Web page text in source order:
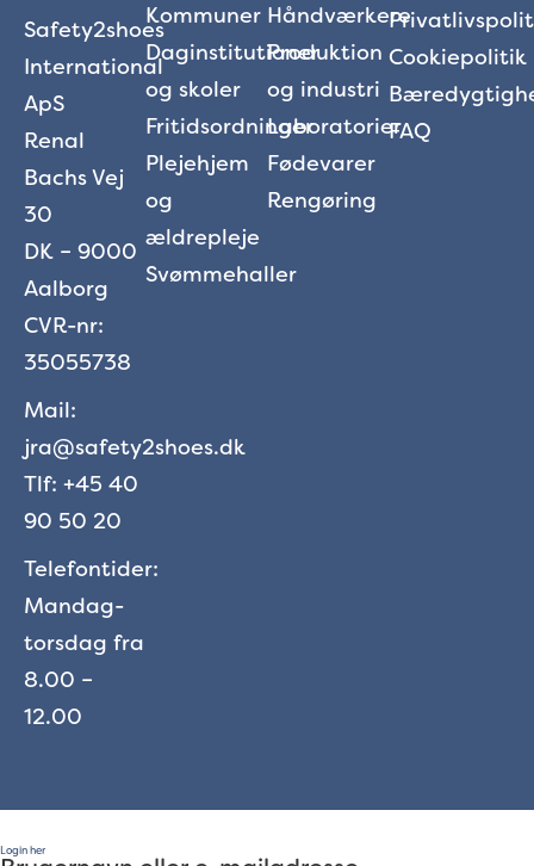
Safety2shoes
International
ApS
Renal
Bachs Vej
30
DK – 9000
Aalborg
CVR-nr:
35055738
Mail:
jra@safety2shoes.dk
Tlf: +45 40
90 50 20
Telefontider:
Mandag-
torsdag fra
8.00 –
12.00
Kommuner
Daginstitutioner
og skoler
Fritidsordninger
Plejehjem
og
ældrepleje
Svømmehaller
Håndværkere
Produktion
og industri
Laboratorier
Fødevarer
Rengøring
Cookiepolitik
FAQ
Login her